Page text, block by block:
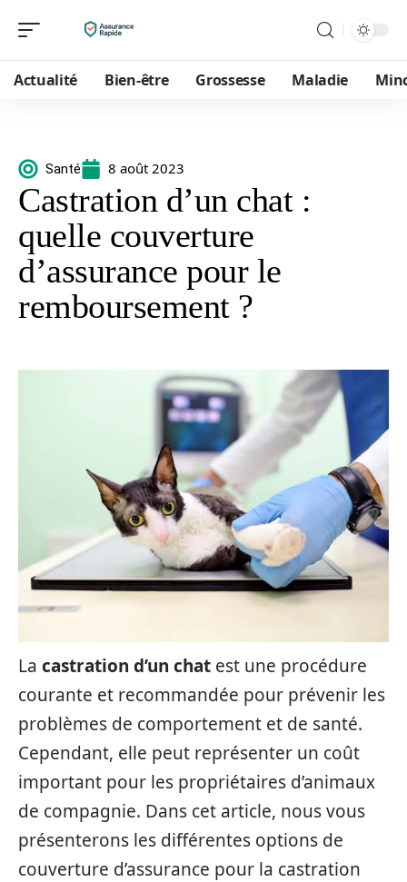
Actualité Bien-être Grossesse Maladie
Santé 8 août 2023
Castration d’un chat :
quelle couverture
d’assurance pour le
remboursement ?
La castration d’un chat est une procédure
courante et recommandée pour prévenir les
problèmes de comportement et de santé.
Cependant, elle peut représenter un coût
important pour les propriétaires d’animaux
de compagnie. Dans cet article, nous vous
présenterons les différentes options de
couverture d’assurance pour la castration